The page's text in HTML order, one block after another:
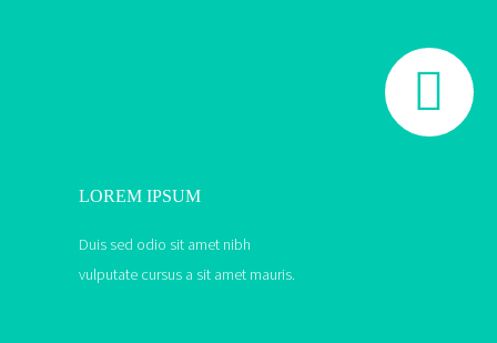


LOREM IPSUM
Duis sed odio sit amet nibh
vulputate cursus a sit amet mauris.